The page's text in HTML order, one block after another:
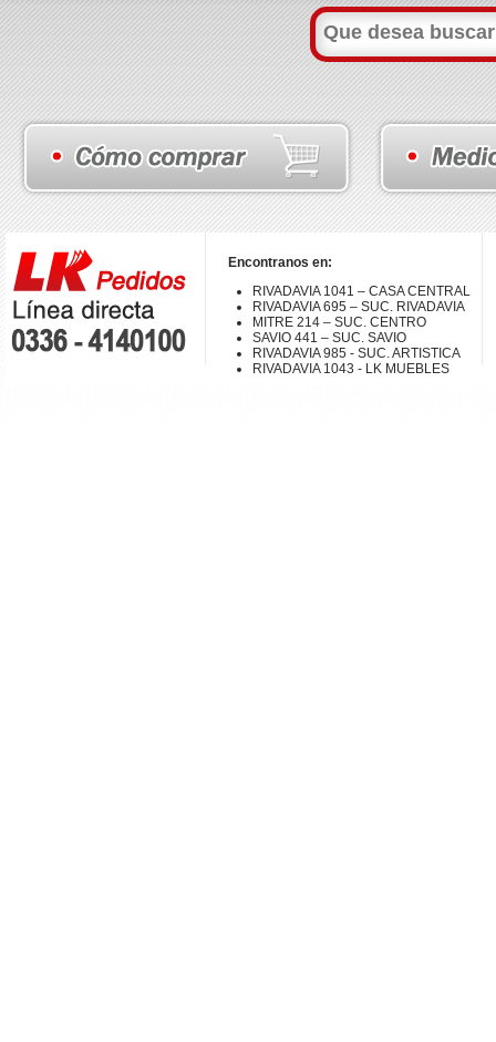
Encontranos en:
RIVADAVIA 1041 – CASA CENTRAL
RIVADAVIA 695 – SUC. RIVADAVIA
MITRE 214 – SUC. CENTRO
SAVIO 441 – SUC. SAVIO
RIVADAVIA 985 - SUC. ARTISTICA
RIVADAVIA 1043 - LK MUEBLES